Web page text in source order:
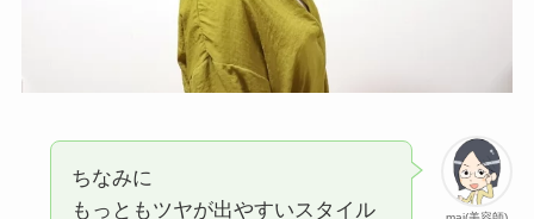
ちなみに
もっともツヤが出やすいスタイル